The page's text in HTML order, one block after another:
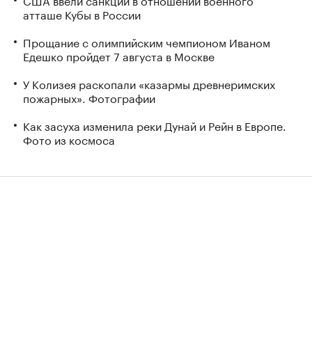
атташе Кубы в России
Прощание с олимпийским чемпионом Иваном
Едешко пройдет 7 августа в Москве
У Колизея раскопали «казармы древнеримских
пожарных». Фотографии
Как засуха изменила реки Дунай и Рейн в Европе.
Фото из космоса